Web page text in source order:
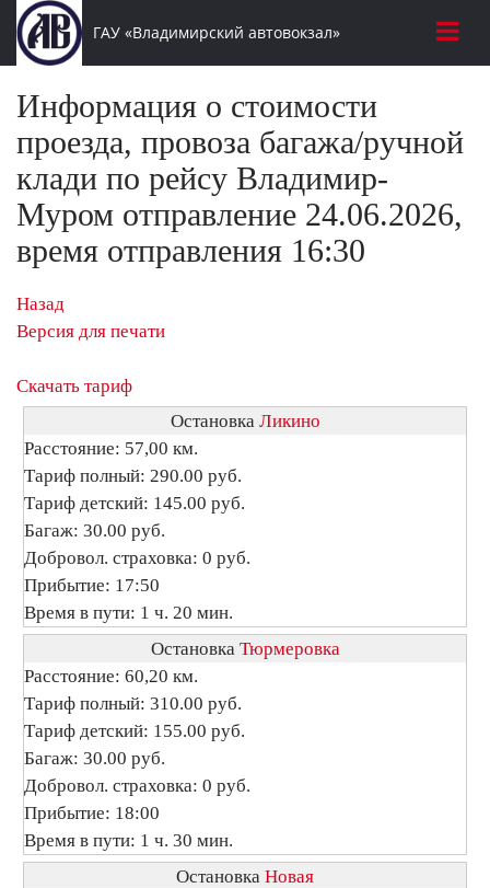
ГАУ «Владимирский автовокзал»
Информация о стоимости
проезда, провоза багажа/ручной
клади по рейсу Владимир-
Муром отправление 24.06.2026,
время отправления 16:30
Назад
Версия для печати
Скачать тариф
Остановка Ликино
Расстояние: 57,00 км.
Тариф полный: 290.00 руб.
Тариф детский: 145.00 руб.
Багаж: 30.00 руб.
Добровол. страховка: 0 руб.
Прибытие: 17:50
Время в пути: 1 ч. 20 мин.
Остановка Тюрмеровка
Расстояние: 60,20 км.
Тариф полный: 310.00 руб.
Тариф детский: 155.00 руб.
Багаж: 30.00 руб.
Добровол. страховка: 0 руб.
Прибытие: 18:00
Время в пути: 1 ч. 30 мин.
Остановка Новая